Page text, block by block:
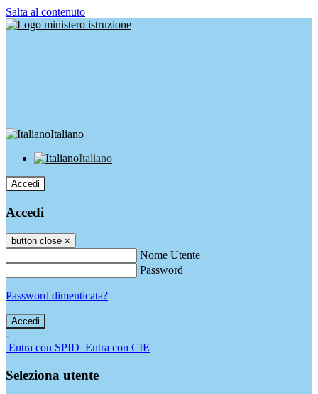
Salta al contenuto
Italiano
Italiano
Accedi
Accedi
button close ×
Nome Utente
Password
Password dimenticata?
-
Entra con SPID Entra con CIE
Seleziona utente